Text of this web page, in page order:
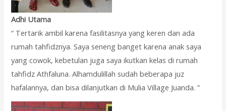
Adhi Utama
“ Tertarik ambil karena fasilitasnya yang keren dan ada
rumah tahfidznya. Saya seneng banget karena anak saya
yang cowok, kebetulan juga saya ikutkan kelas di rumah
tahfidz Athfaluna. Alhamdulillah sudah beberapa juz
hafalannya, dan bisa dilanjutkan di Mulia Village Juanda. ”